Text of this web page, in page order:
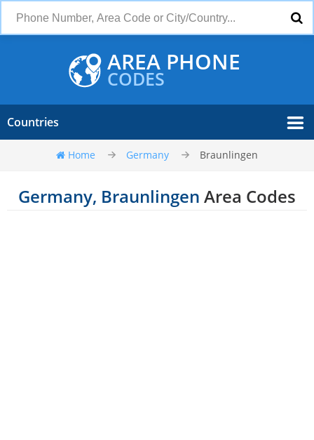
AREA PHONE
CODES
Countries
Home Germany Braunlingen
Germany, Braunlingen Area Codes